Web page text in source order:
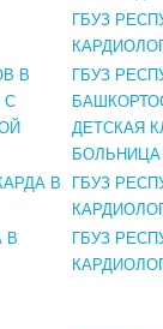
ГБУЗ
В
С
ГБУЗ
ДЕТСКАЯ
В
ГБУЗ
В
ГБУЗ